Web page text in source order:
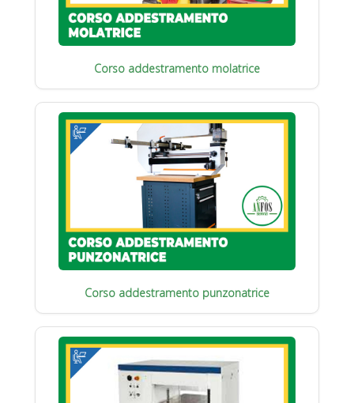
Corso addestramento molatrice
Corso addestramento punzonatrice